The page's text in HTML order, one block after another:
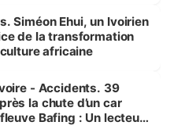
Siméon Ehui, un Ivoirien
de la transformation
africaine
- Accidents. 39
la chute d’un car
Bafing : Un lecteur